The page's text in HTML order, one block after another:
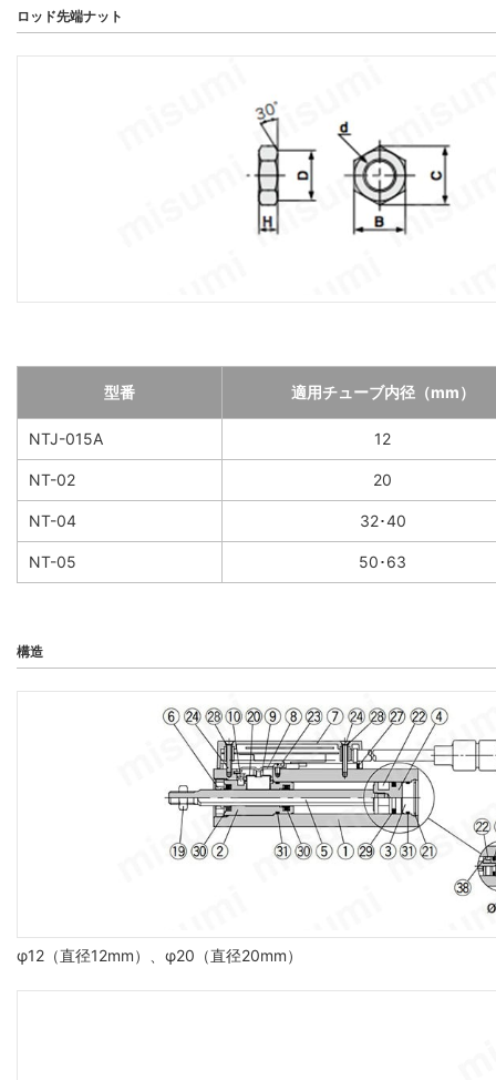
ロッド先端ナット
型番 適用チューブ内径（mm）
NTJ-015A 12
NT-02 20
NT-04 32･40
NT-05 50･63
構造
φ12（直径12mm）、φ20（直径20mm）